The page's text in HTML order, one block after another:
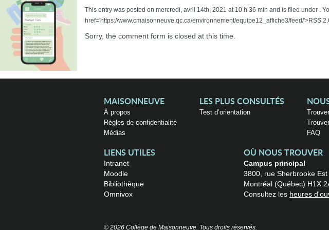
This entry was posted on mercredi, avril 14th, 2021 at 10 h 36 min and is filed under .
href='https://www.cmaisonneuve.qc.ca/environnement/equipe12_affiche3/feed/'>RSS
Sorry, the comment form is closed at this time.
MAISONNEUVE
À propos
Règles de confidentialité
Médias
LES PLUS CONSULTÉS
Test d’orientation
FAQ
LIENS UTILES
Intranet
Moodle
Bibliothèque
Omnivox
OÙ NOUS TROUVER
Campus principal
3800, rue Sherbrooke Est
Montréal (Québec) H1X
Consultez les heures
© 2026 Collège de Maisonneuve. Tous droits réservés.